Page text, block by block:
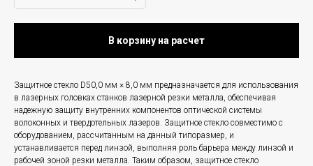
В корзину на расчет
Защитное стекло D50,0 мм × 8,0 мм предназначается для использования
в лазерных головках станков лазерной резки металла, обеспечивая
надежную защиту внутренних компонентов оптической системы
волоконных и твердотельных лазеров. Защитное стекло совместимо с
оборудованием, рассчитанным на данный типоразмер, и
устанавливается перед линзой, выполняя роль барьера между линзой и
рабочей зоной резки металла. Таким образом, защитное стекло